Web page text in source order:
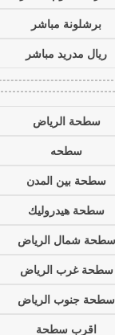
برشلونة مباشر
ريال مدريد مباشر
سطحة الرياض
سطحه
سطحة بين المدن
سطحة هيدروليك
سطحة شمال الرياض
سطحة غرب الرياض
سطحة جنوب الرياض
اقرب سطحة